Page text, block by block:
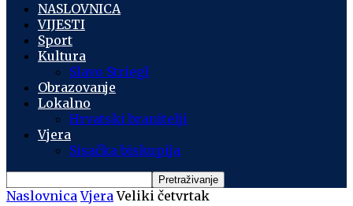
NASLOVNICA
VIJESTI
Sport
Kultura
Slavo Striegl
Obrazovanje
Lokalno
Hrvatski branitelji
Vjera
Sisačka biskupija
Naslovnica Vjera Veliki četvrtak